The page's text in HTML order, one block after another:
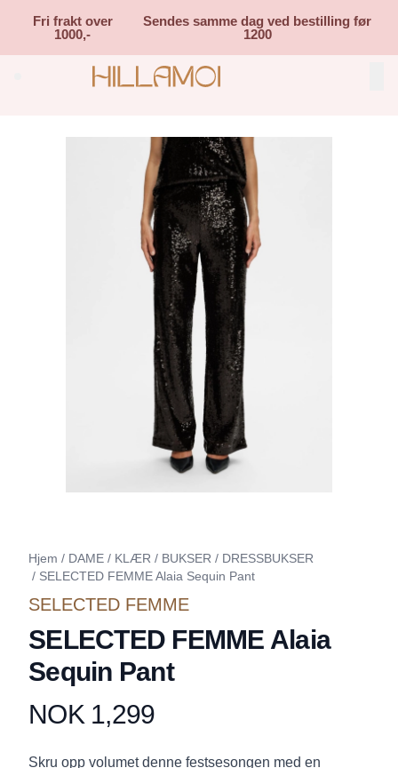
Fri frakt over
1000,-
Sendes samme dag ved bestilling før
1200
Search (⌘K)
Hjem / DAME / KLÆR / BUKSER / DRESSBUKSER
/ SELECTED FEMME Alaia Sequin Pant
SELECTED FEMME
SELECTED FEMME Alaia
Sequin Pant
Produktdetaljer
NOK 1,299
Description
Skru opp volumet denne festsesongen med en